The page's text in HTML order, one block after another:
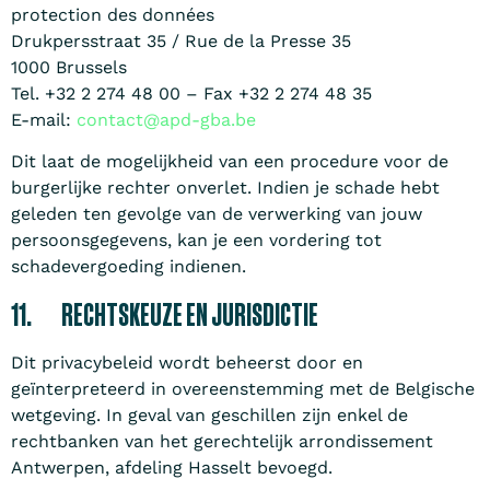
protection des données
Drukpersstraat 35 / Rue de la Presse 35
1000 Brussels
Tel. +32 2 274 48 00 – Fax +32 2 274 48 35
E-mail: contact@apd-gba.be
Dit laat de mogelijkheid van een procedure voor de
burgerlijke rechter onverlet. Indien je schade hebt
geleden ten gevolge van de verwerking van jouw
persoonsgegevens, kan je een vordering tot
schadevergoeding indienen.
11. RECHTSKEUZE EN JURISDICTIE
Dit privacybeleid wordt beheerst door en
geïnterpreteerd in overeenstemming met de Belgische
wetgeving. In geval van geschillen zijn enkel de
rechtbanken van het gerechtelijk arrondissement
Antwerpen, afdeling Hasselt bevoegd.